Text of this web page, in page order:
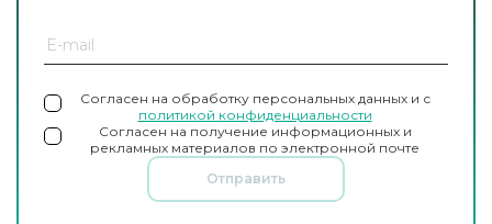
Согласен на обработку персональных данных и с
политикой конфиденциальности
Согласен на получение информационных и
рекламных материалов по электронной почте
Отправить